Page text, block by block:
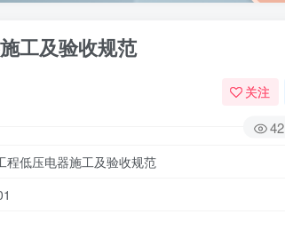
工及验收规范
关注
42
程低压电器施工及验收规范